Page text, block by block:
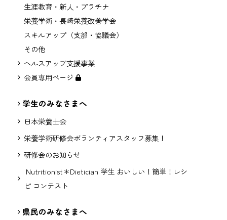
生涯教育・新人・プラチナ
栄養学術・長崎栄養改善学会
スキルアップ（支部・協議会）
その他
ヘルスアップ支援事業
会員専用ページ
学生のみなさまへ
日本栄養士会
栄養学術研修会ボランティアスタッフ募集！
研修会のお知らせ
Nutritionist＊Dietician 学生 おいしい！簡単！レシ
ピ コンテスト
県民のみなさまへ